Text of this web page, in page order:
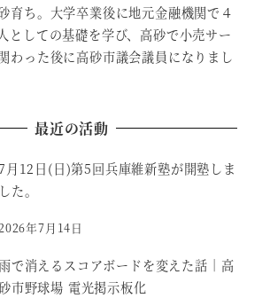
育ち。大学卒業後に地元金融機関で４
としての基礎を学び、高砂で小売サー
わった後に高砂市議会議員になりまし
最近の活動
月12日(日)第5回兵庫維新塾が開塾しま
した。
年7月14日
で消えるスコアボードを変えた話｜高
市野球場 電光掲示板化